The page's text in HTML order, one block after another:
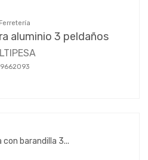
Ferretería
aluminio 3 peldaños
9662093